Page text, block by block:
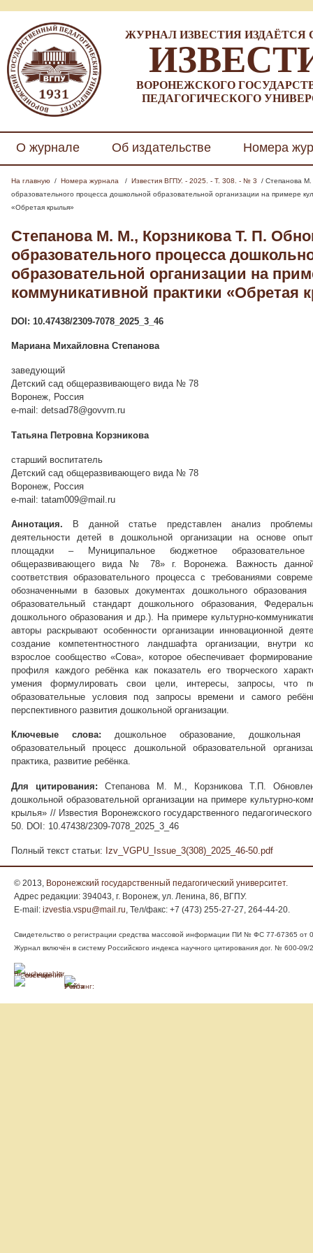
ЖУРНАЛ ИЗВЕСТИЯ ИЗДАЁТСЯ С
ВОРОНЕЖСКОГО
ПЕДАГОГИЧЕСКОГО
О журнале Об издательстве Номера
На главную / Номера журнала / Известия ВГПУ. - 2025. - Т. 308. - № 3
/ Степанова
образовательного процесса дошкольной образовательной организации на примере
«Обретая крылья»
Степанова М. М., Корзникова Т. П.
образовательного процесса
образовательной организации на
коммуникативной практики «Обретая
DOI: 10.47438/2309-7078_2025_3_46
Мариана Михайловна Степанова
заведующий
Детский сад общеразвивающего вида № 78
Воронеж, Россия
e-mail: detsad78@govvrn.ru
Татьяна Петровна Корзникова
старший воспитатель
Детский сад общеразвивающего вида № 78
Воронеж, Россия
e-mail: tatam009@mail.ru
Аннотация.
В данной статье представлен анализ проблемы
деятельности детей в дошкольной организации на основе
площадки – Муниципальное бюджетное
общеразвивающего вида № 78» г. Воронежа. Важность
соответствия образовательного процесса с требованиями
обозначенными в базовых документах дошкольного образования
образовательный стандарт дошкольного образования,
дошкольного образования и др.). На примере культурно-
авторы раскрывают особенности организации инновационной
создание компетентностного ландшафта организации, внутри
взрослое сообщество «Сова», которое обеспечивает формирование
профиля каждого ребёнка как показатель его творческого
умения формулировать свои цели, интересы, запросы, что
образовательные условия под запросы времени и самого
перспективного развития дошкольной организации.
Ключевые слова: дошкольное образование, дошкольная
образовательный процесс дошкольной образовательной
практика, развитие ребёнка.
Для цитирования: Степанова М. М., Корзникова Т.П.
дошкольной образовательной организации на примере культурно-
крылья» // Известия Воронежского государственного
50. DOI: 10.47438/2309-7078_2025_3_46
Полный текст статьи: Izv_VGPU_Issue_3(308)_2025_46-50.pdf
© 2013, Воронежский государственный педагогический университет.
Адрес редакции: 394043, г. Воронеж, ул. Ленина, 86, ВГПУ.
E-mail: izvestia.vspu@mail.ru, Тел/факс: +7 (473) 255-27-27, 264-44-20.
Свидетельство о регистрации средства массовой информации ПИ № ФС 77-67365 от
Журнал включён в систему Российского индекса научного цитирования дог. № 600-